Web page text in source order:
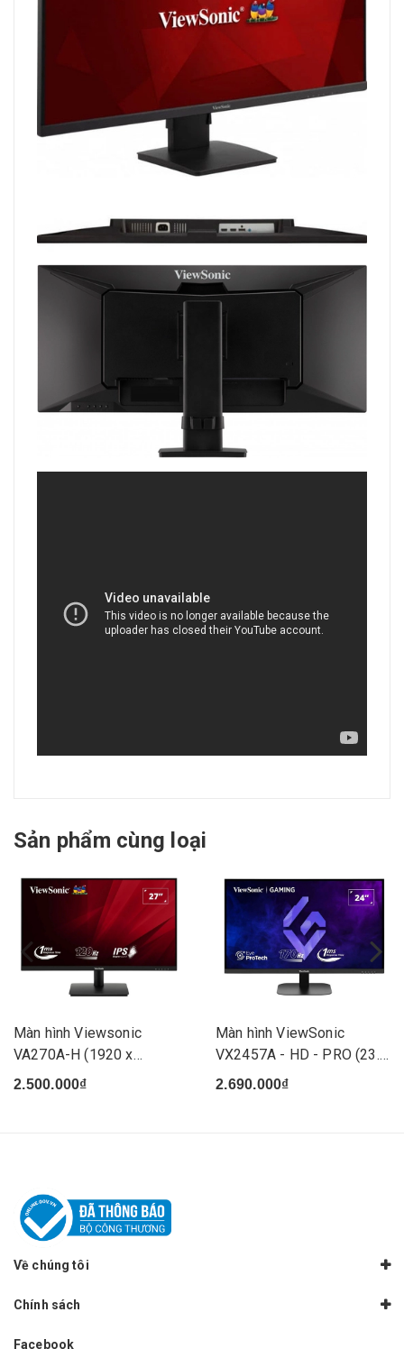
Sản phẩm cùng loại
Màn hình Viewsonic
VA270A-H (1920 x
1080/IPS/12...
2.500.000₫
Màn hình ViewSonic
VX2457A - HD - PRO (23.8
inc...
2.690.000₫
Về chúng tôi
Chính sách
Facebook